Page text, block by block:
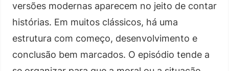
versões modernas aparecem no jeito de contar
histórias. Em muitos clássicos, há uma
estrutura com começo, desenvolvimento e
conclusão bem marcados. O episódio tende a